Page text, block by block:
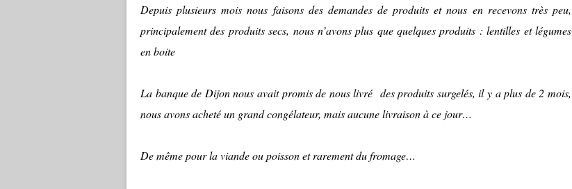
Depuis plusieurs mois nous faisons des demandes de produits et nous en recevons très peu,
principalement des produits secs, nous n’avons plus que quelques produits : lentilles et légumes
en boite
La banque de Dijon nous avait promis de nous livré des produits surgelés, il y a plus de 2 mois,
nous avons acheté un grand congélateur, mais aucune livraison à ce jour…
De même pour la viande ou poisson et rarement du fromage…